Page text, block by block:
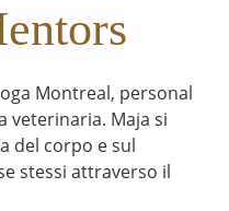
Montreal, personal
veterinaria. Maja si
del corpo e sul
stessi attraverso il